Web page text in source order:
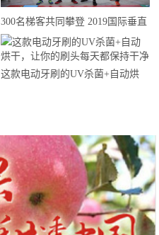
300名梯客共同攀登 2019国际垂直
马拉松超级精英赛顺德海骏达中心
站欢乐开跑
这款电动牙刷的UV杀菌+自动烘